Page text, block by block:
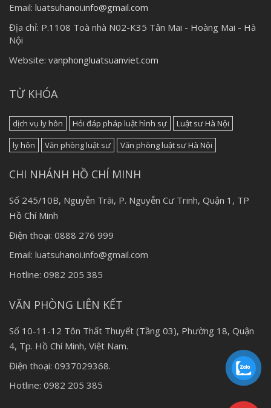
Email: luatsuhanoi.info@gmail.com
Địa chỉ: P.1108 Toà nhà N02-K35 Tân Mai - Hoàng Mai - Hà
Nội
Website: vanphongluatsuanviet.com
TỪ KHÓA
dịch vụ ly hôn Hỏi đáp pháp luật hình sự
Luật sư Hà Nội
ly hôn
Văn phòng luật sư Văn phòng luật sư Hà Nội
CHI NHÁNH HỒ CHÍ MINH
Số 245/10B, Nguyễn Trãi, P. Nguyễn Cư Trinh, Quận 1, TP
Hồ Chí Minh
Điện thoại: 0888 276 999
Email: luatsuhanoi.info@gmail.com
Hotline: 0982 205 385
VĂN PHÒNG LIÊN KẾT
Số 10-11-12 Tôn Thất Thuyết (Tầng 03), Phường 18, Quận
4, Tp. Hồ Chí Minh, Việt Nam.
Điện thoại: 0937029368.
Hotline: 0982 205 385